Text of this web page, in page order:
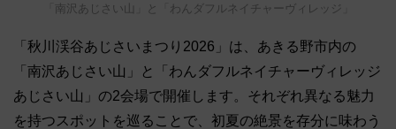
「南沢あじさい山」と「わんダフルネイチャーヴィレッジ」
「秋川渓谷あじさいまつり2026」は、あきる野市内の
「南沢あじさい山」と「わんダフルネイチャーヴィレッジ
あじさい山」の2会場で開催します。それぞれ異なる魅力
を持つスポットを巡ることで、初夏の絶景を存分に味わう